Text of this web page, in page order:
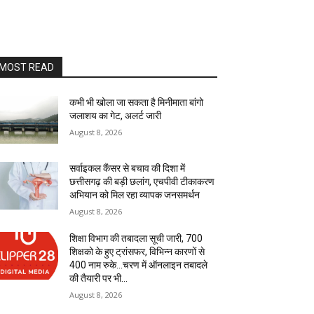
READ
कभी भी खोला जा सकता है मिनीमाता बांगो
जलाशय का गेट, अलर्ट जारी
August 8, 2026
सर्वाइकल कैंसर से बचाव की दिशा में
छत्तीसगढ़ की बड़ी छलांग, एचपीवी टीकाकरण
अभियान को मिल रहा व्यापक जनसमर्थन
August 8, 2026
शिक्षा विभाग की तबादला सूची जारी, 700
शिक्षको के हुए ट्रांसफर, विभिन्न कारणों से
400 नाम रुके…चरण में ऑनलाइन तबादले
की तैयारी पर भी...
August 8, 2026